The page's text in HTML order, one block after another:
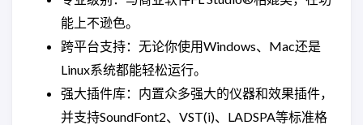
能上不逊色。
跨平台支持：无论你使用Windows、Mac还是
Linux系统都能轻松运行。
强大插件库：内置众多强大的仪器和效果插件，
并支持SoundFont2、VST(i)、LADSPA等标准格